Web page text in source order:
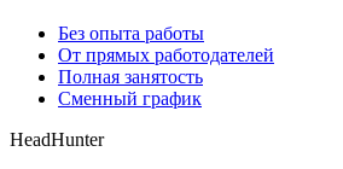
Без опыта работы
От прямых работодателей
Полная занятость
Сменный график
HeadHunter